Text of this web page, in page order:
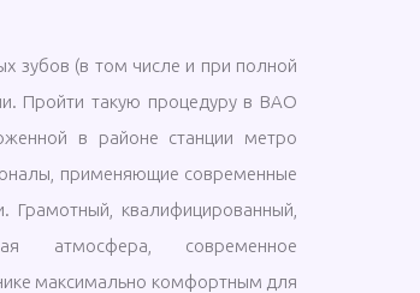
зубов (в том числе и при полной
Пройти такую процедуру в ВАО
в районе станции метро
применяющие современные
Грамотный, квалифицированный,
атмосфера, современное
максимально комфортным для